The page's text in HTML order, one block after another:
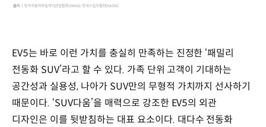
통계
공식
판매
기준)
2021년
EV5는 바로 이런 가치를 충실히 만족하는 진정한 ‘패밀리
전동화 SUV’라고 할 수 있다. 가족 단위 고객이 기대하는
공간성과 실용성, 나아가 SUV만의 무형적 가치까지 선사하기
때문이다. ‘SUV다움’을 매력으로 강조한 EV5의 외관
디자인은 이를 뒷받침하는 대표 요소이다. 대다수 전동화